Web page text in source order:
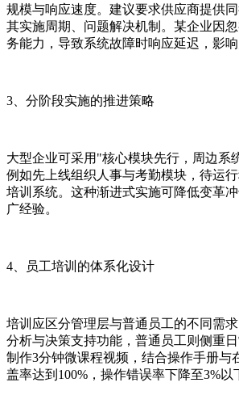
规模与响应速度。建议要求供应商提供
其实施周期、问题解决机制。某企业因
务能力，导致系统故障时响应延迟，影响
3、分阶段实施的推进策略
大型企业可采用"核心模块先行，周边系
例如先上线组织人事与考勤模块，待运行
培训系统。这种渐进式实施可降低变革
广经验。
4、员工培训的体系化设计
培训应区分管理层与普通员工的不同需
分析与决策支持功能，普通员工则侧重
制作3分钟微课程视频，结合操作手册与
盖率达到100%，操作错误率下降至3%以